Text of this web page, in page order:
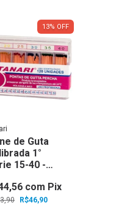
13% OFF
de Guta
1°
15-40 -
R$46,90
com Pix